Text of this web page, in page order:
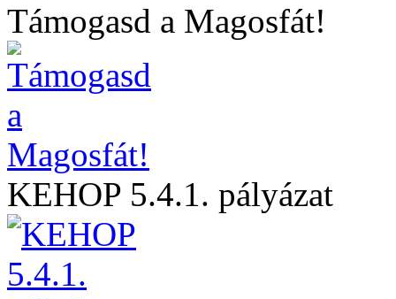
Támogasd a Magosfát!
KEHOP 5.4.1. pályázat